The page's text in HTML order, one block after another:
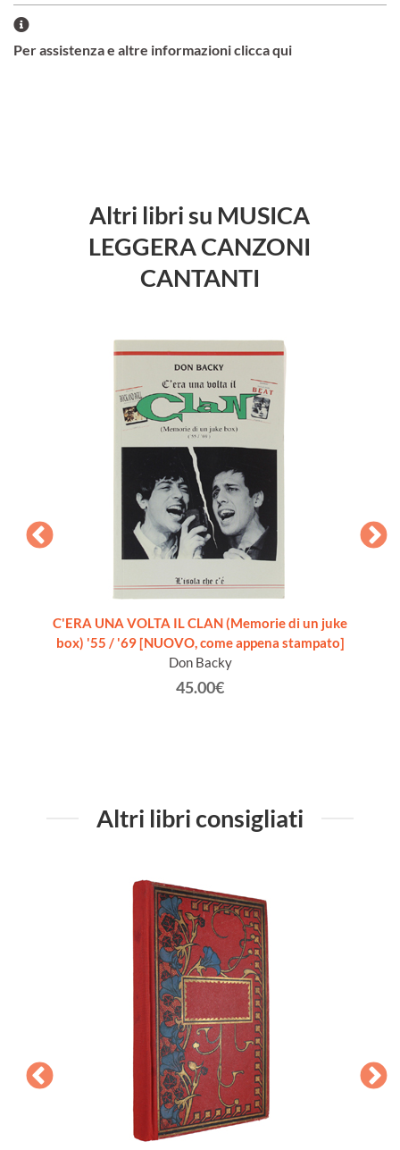
Per assistenza e altre informazioni clicca qui
Altri libri su MUSICA
LEGGERA CANZONI
CANTANTI
C'ERA UNA VOLTA IL CLAN (Memorie di un juke
box) '55 / '69 [NUOVO, come appena stampato]
Don Backy
45.00€
Altri libri consigliati